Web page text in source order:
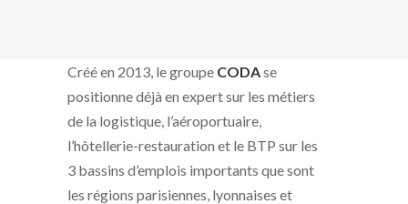
Créé en 2013, le groupe CODAse
positionne déjà en expert sur les métiers
de la logistique, l’aéroportuaire,
l’hôtellerie-restauration et le BTP sur les
3 bassins d’emplois importants que sont
les régions parisiennes, lyonnaises et